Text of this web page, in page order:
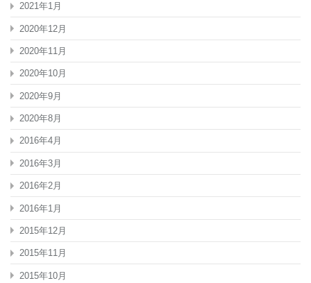
2021年1月
2020年12月
2020年11月
2020年10月
2020年9月
2020年8月
2016年4月
2016年3月
2016年2月
2016年1月
2015年12月
2015年11月
2015年10月